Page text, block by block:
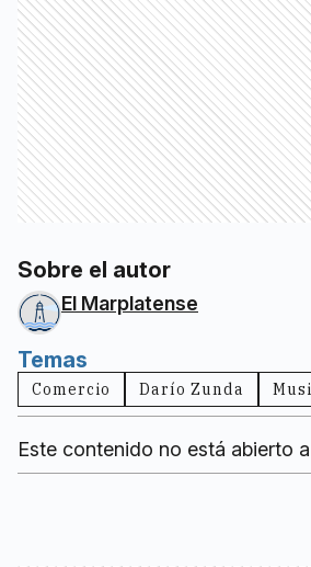
Sobre el autor
El Marplatense
Temas
Comercio Darío Zunda
Este contenido no está abierto